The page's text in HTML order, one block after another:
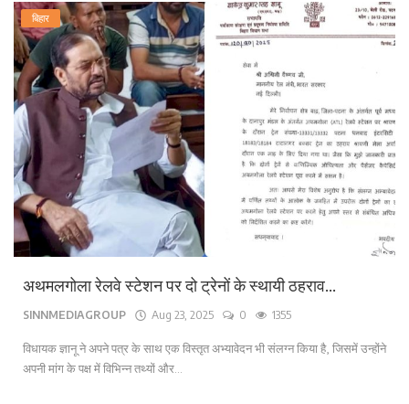
बिहार
अथमलगोला रेलवे स्टेशन पर दो ट्रेनों के स्थायी ठहराव...
SINNMEDIAGROUP Aug 23, 2025 0 1355
विधायक ज्ञानू ने अपने पत्र के साथ एक विस्तृत अभ्यावेदन भी संलग्न किया है, जिसमें उन्होंने
अपनी मांग के पक्ष में विभिन्न तथ्यों और...